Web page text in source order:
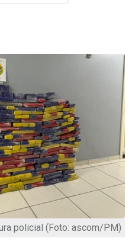
policial (Foto: ascom/PM)